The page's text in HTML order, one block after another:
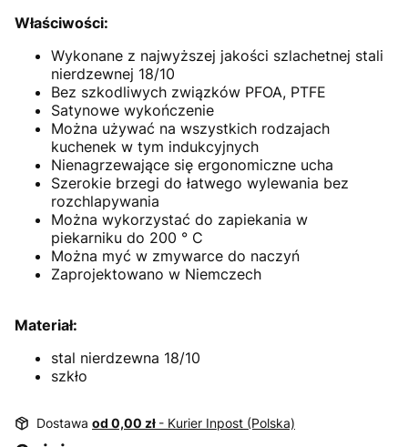
Właściwości:
Wykonane z najwyższej jakości szlachetnej stali
nierdzewnej 18/10
Bez szkodliwych związków PFOA, PTFE
Satynowe wykończenie
Można używać na wszystkich rodzajach
kuchenek w tym indukcyjnych
Nienagrzewające się ergonomiczne ucha
Szerokie brzegi do łatwego wylewania bez
rozchlapywania
Można wykorzystać do zapiekania w
piekarniku do 200 ° C
Można myć w zmywarce do naczyń
Zaprojektowano w Niemczech
Materiał:
stal nierdzewna 18/10
szkło
Dostawa od 0,00 zł - Kurier Inpost (Polska)